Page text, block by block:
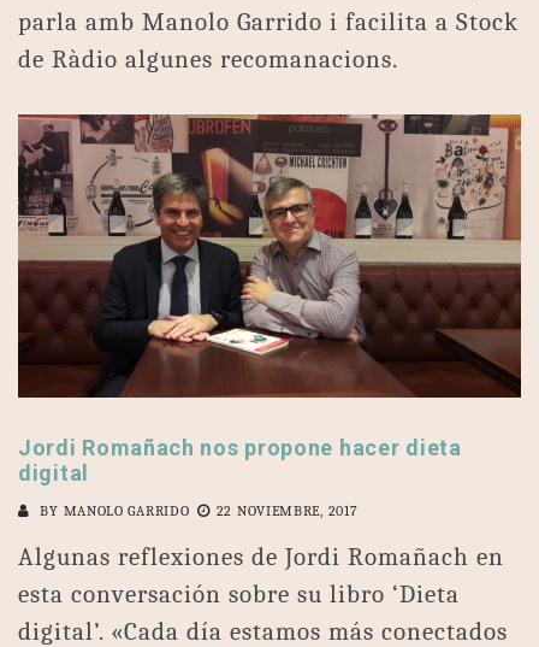
parla amb Manolo Garrido i facilita a Stock
de Ràdio algunes recomanacions.
Jordi Romañach nos propone hacer dieta
digital
BY MANOLO GARRIDO 22 NOVIEMBRE, 2017
Algunas reflexiones de Jordi Romañach en
esta conversación sobre su libro ‘Dieta
digital’. «Cada día estamos más conectados